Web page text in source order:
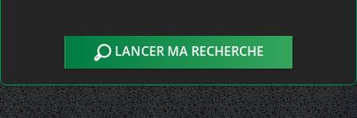
LANCER MA RECHERCHE